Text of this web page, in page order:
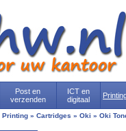
Post en
verzenden
ICT en
digitaal
Printing » Cartridges » Oki » Oki